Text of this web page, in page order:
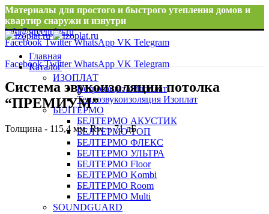
Материалы для простого и быстрого утепления домов и
квартир снаружи и изнутри
info@greenplat.ru
Facebook Twitter WhatsApp VK Telegram
8 996 533 10 46
Facebook Twitter WhatsApp VK Telegram
Главная
Каталог
ИЗОПЛАТ
Ветрозащита Изоплат
Теплозвукоизоляция Изоплат
БЕЛТЕРМО
БЕЛТЕРМО АКУСТИК
БЕЛТЕРМО ТОП
БЕЛТЕРМО ФЛЕКС
БЕЛТЕРМО УЛЬТРА
БЕЛТЕРМО Floor
БЕЛТЕРМО Kombi
БЕЛТЕРМО Room
БЕЛТЕРМО Multi
SOUNDGUARD
Система звукоизоляции потолка
“ПРЕМИУМ”
Толщина - 115,4 мм, Rw ~ 71 дБ